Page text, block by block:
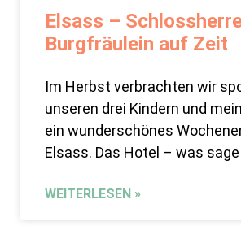
Elsass –
Burgfräulein auf Zeit
Im Herbst verbrachten wir
unseren drei Kindern und
ein wunderschönes
Elsass. Das Hotel – was
WEITERLESEN »